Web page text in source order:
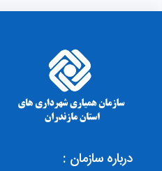
درباره سازمان :